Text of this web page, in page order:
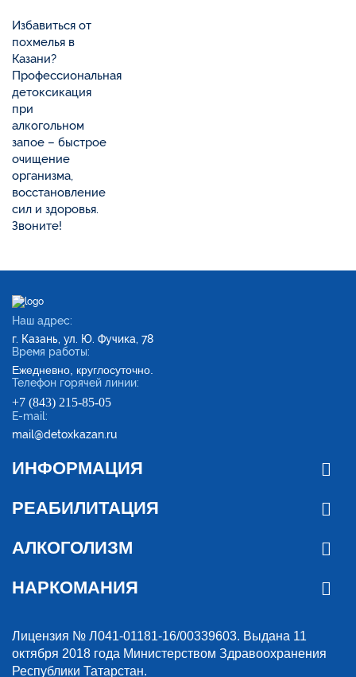
Избавиться от
похмелья в
Казани?
Профессиональная
детоксикация
при
алкогольном
запое – быстрое
очищение
организма,
восстановление
сил и здоровья.
Звоните!
Наш адрес:
г. Казань, ул. Ю. Фучика, 78
Время работы:
Ежедневно, круглосуточно.
Телефон горячей линии:
+7 (843) 215-85-05
E-mail:
mail@detoxkazan.ru
ИНФОРМАЦИЯ
РЕАБИЛИТАЦИЯ
АЛКОГОЛИЗМ
НАРКОМАНИЯ
Лицензия № Л041-01181-16/00339603. Выдана 11
октября 2018 года Министерством Здравоохранения
Республики Татарстан.